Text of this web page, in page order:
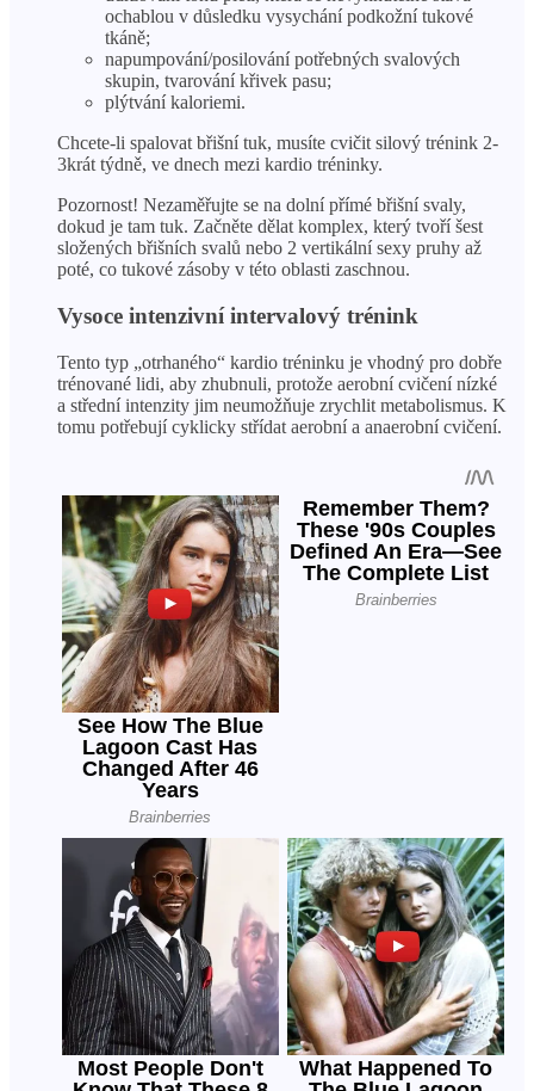
ochablou v důsledku vysychání podkožní tukové
tkáně;
napumpování/posilování potřebných svalových
skupin, tvarování křivek pasu;
plýtvání kaloriemi.
Chcete-li spalovat břišní tuk, musíte cvičit silový trénink 2-
3krát týdně, ve dnech mezi kardio tréninky.
Pozornost! Nezaměřujte se na dolní přímé břišní svaly,
dokud je tam tuk. Začněte dělat komplex, který tvoří šest
složených břišních svalů nebo 2 vertikální sexy pruhy až
poté, co tukové zásoby v této oblasti zaschnou.
Vysoce intenzivní intervalový trénink
Tento typ „otrhaného“ kardio tréninku je vhodný pro dobře
trénované lidi, aby zhubnuli, protože aerobní cvičení nízké
a střední intenzity jim neumožňuje zrychlit metabolismus. K
tomu potřebují cyklicky střídat aerobní a anaerobní cvičení.